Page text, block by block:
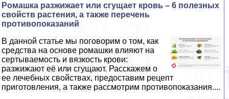
Ромашка разжижает или сгущает кровь – 6 полезных
свойств растения, а также перечень
противопоказаний
В данной статье мы поговорим о том, как
средства на основе ромашки влияют на
сертываемость и вязкость крови:
разжижают её или сгущают. Расскажем о
ее лечебных свойствах, предоставим рецепт
приготовления, а также рассмотрим противопоказания....